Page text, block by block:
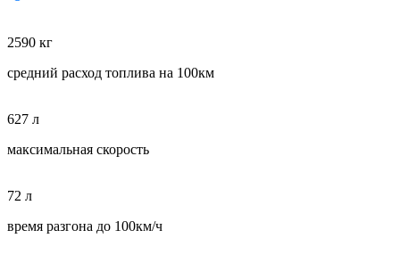
2590 кг
средний расход топлива на 100км
627 л
максимальная скорость
72 л
время разгона до 100км/ч